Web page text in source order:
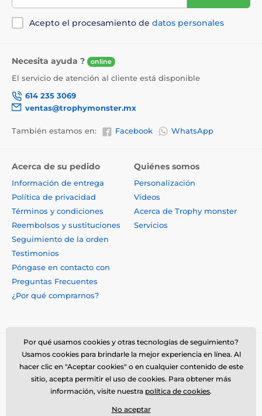
Acepto el procesamiento de datos personales
Necesita ayuda ? online
El servicio de atención al cliente está disponible
614 235 3069
ventas@trophymonster.mx
También estamos en: Facebook WhatsApp
Acerca de su pedido
Información de entrega
Política de privacidad
Términos y condiciones
Reembolsos y sustituciones
Seguimiento de la orden
Testimonios
Póngase en contacto con
Preguntas Frecuentes
¿Por qué comprarnos?
Quiénes somos
Personalización
Vídeos
Acerca de Trophy monster
Servicios
Por qué usamos cookies y otras tecnologías de seguimiento?
Usamos cookies para brindarle la mejor experiencia en línea. Al
hacer clic en "Aceptar cookies" o en cualquier contenido de este
sitio, acepta permitir el uso de cookies. Para obtener más
información, visite nuestra política de cookies.
No aceptar